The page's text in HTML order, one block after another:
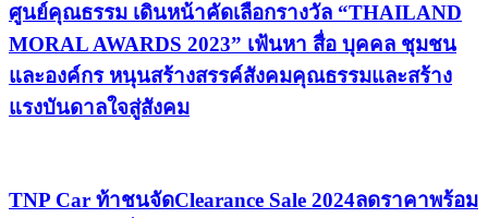
ศูนย์คุณธรรม เดินหน้าคัดเลือกรางวัล “THAILAND
MORAL AWARDS 2023” เฟ้นหา สื่อ บุคคล ชุมชน
และองค์กร หนุนสร้างสรรค์สังคมคุณธรรมและสร้าง
แรงบันดาลใจสู่สังคม
TNP Car ท้าชนจัดClearance Sale 2024ลดราคาพร้อม